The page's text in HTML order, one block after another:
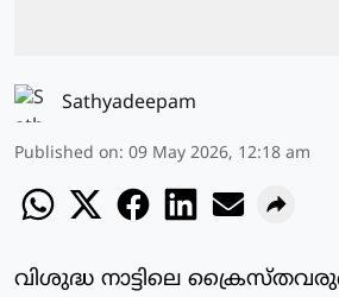
Sathyadeepam
Published on: 09 May 2026, 12:18 am
വിശുദ്ധ നാട്ടിലെ